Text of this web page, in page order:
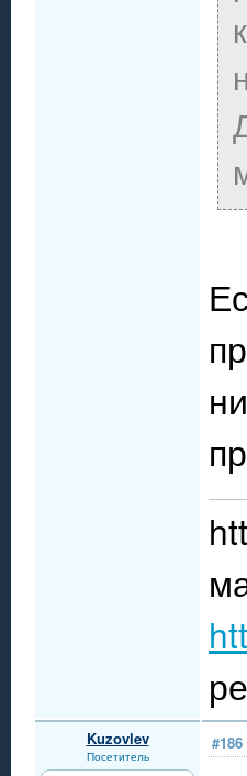
Kuzovlev
Посетитель
#186